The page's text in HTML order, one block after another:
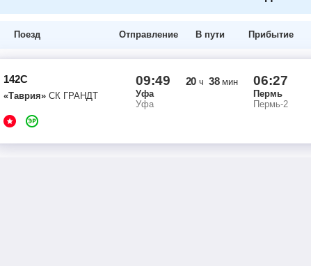
Поезд Отправление В пути Прибытие
142С
«Таврия» СК ГРАНДТ
09:49 20 ч 38мин
Уфа
Уфа
06:27
Пермь
Пермь-2